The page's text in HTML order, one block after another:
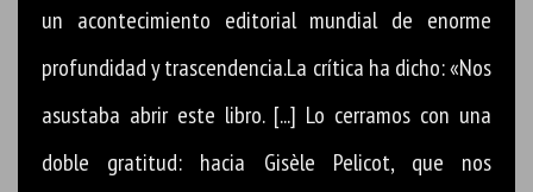
un acontecimiento editorial mundial de enorme
profundidad y trascendencia.La crítica ha dicho: «Nos
asustaba abrir este libro. [...] Lo cerramos con una
doble gratitud: hacia Gisèle Pelicot, que nos